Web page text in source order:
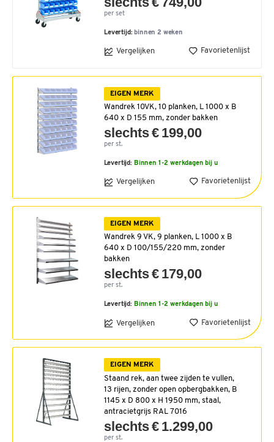
per set
Levertijd: binnen 2 weken
Vergelijken Favorietenlijst
EIGEN MERK
Wandrek 10VK, 10 planken, L 1000 x B
640 x D 155 mm, zonder bakken
slechts € 199,00
per st.
Levertijd: Binnen 1-2 werkdagen bij u
Vergelijken Favorietenlijst
EIGEN MERK
Wandrek 9 VK, 9 planken, L 1000 x B
640 x D 100/155/220 mm, zonder
bakken
slechts € 179,00
per st.
Levertijd: Binnen 1-2 werkdagen bij u
Vergelijken Favorietenlijst
EIGEN MERK
Staand rek, aan twee zijden te vullen,
13 rijen, zonder open opbergbakken, B
1145 x D 800 x H 1950 mm, staal,
antracietgrijs RAL 7016
slechts € 1.299,00
per st.